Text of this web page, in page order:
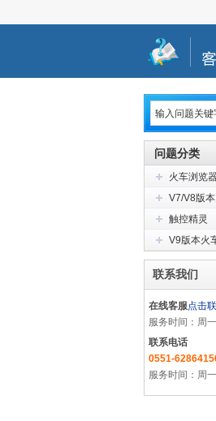
问题分类
火车浏览
V7/V8版
触控精灵
V9版本火
联系我们
在线客服点击
服务时间：周
联系电话
0551-
服务时间：周